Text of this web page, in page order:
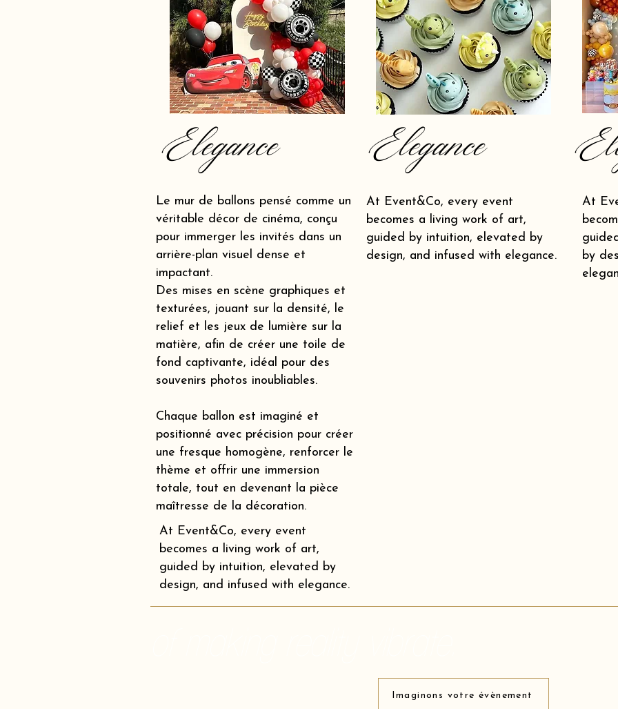
Elegance
Le mur de ballons pensé comme un
véritable décor de cinéma, conçu
pour immerger les invités dans un
arrière-plan visuel dense et
impactant.
Des mises en scène graphiques et
texturées, jouant sur la densité, le
relief et les jeux de lumière sur la
matière, afin de créer une toile de
fond captivante, idéal pour des
souvenirs photos inoubliables.
Chaque ballon est imaginé et
positionné avec précision pour créer
une fresque homogène, renforcer le
thème et offrir une immersion
totale, tout en devenant la pièce
maîtresse de la décoration.
Elegance
At Event&Co, every event
becomes a living work of art,
guided by intuition, elevated by
design, and infused with elegance.
At
by
At Event&Co, every event
becomes a living work of art,
guided by intuition, elevated by
design, and infused with elegance.
Imaginons votre évènement